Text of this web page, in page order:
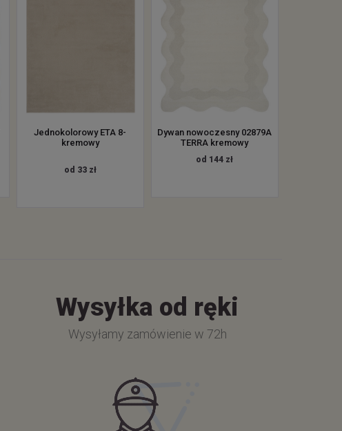
Jednokolorowy ETA 8-
kremowy
od 33 zł
Dywan nowoczesny 02879A
TERRA kremowy
od 144 zł
Wysyłka od ręki
Wysyłamy zamówienie w 72h